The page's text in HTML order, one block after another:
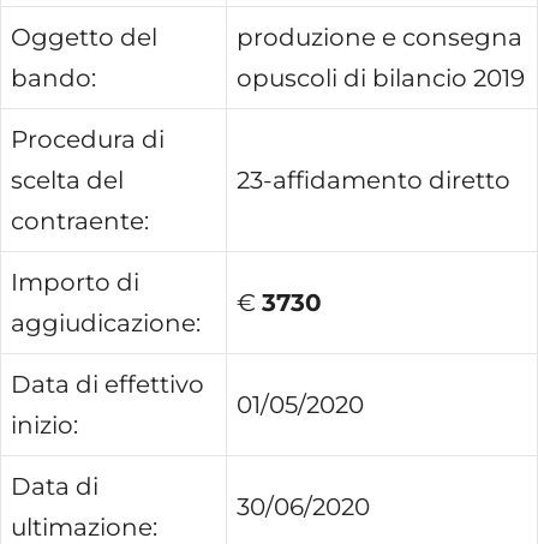
Oggetto del
bando:
produzione e consegna
opuscoli di bilancio 2019
Procedura di
scelta del
contraente:
23-affidamento diretto
Importo di
aggiudicazione:
€ 3730
Data di effettivo
inizio:
01/05/2020
Data di
ultimazione:
30/06/2020